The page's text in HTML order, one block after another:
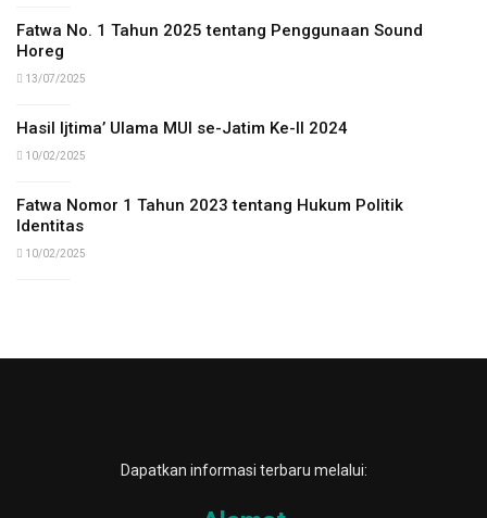
Fatwa No. 1 Tahun 2025 tentang Penggunaan Sound
Horeg
13/07/2025
Hasil Ijtima’ Ulama MUI se-Jatim Ke-II 2024
10/02/2025
Fatwa Nomor 1 Tahun 2023 tentang Hukum Politik
Identitas
10/02/2025
Dapatkan informasi terbaru melalui: